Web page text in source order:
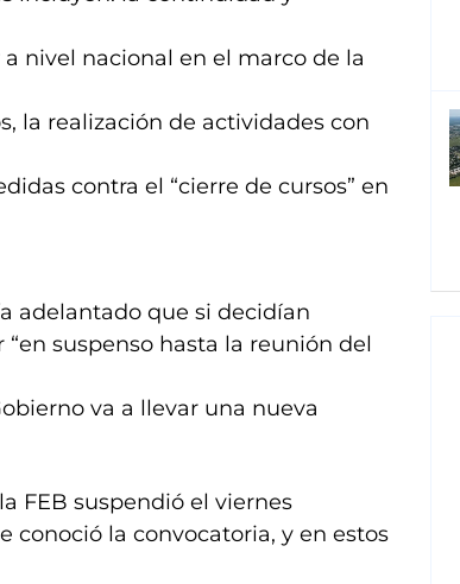
nivel nacional en el marco de la
la realización de actividades con
contra el “cierre de cursos” en
adelantado que si decidían
suspenso hasta la reunión del
va a llevar una nueva
FEB suspendió el viernes
conoció la convocatoria, y en estos